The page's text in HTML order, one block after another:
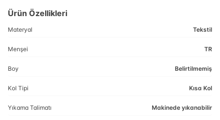
Ürün Özellikleri
Materyal Tekstil
Menşei TR
Boy Belirtilmemiş
Kol Tipi Kısa Kol
Yıkama Talimatı Makinede yıkanabilir